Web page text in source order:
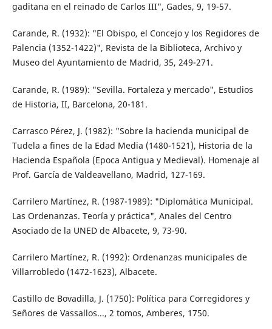
gaditana en el reinado de Carlos III", Gades, 9, 19-57.
Carande, R. (1932): "El Obispo, el Concejo y los Regidores de
Palencia (1352-1422)", Revista de la Biblioteca, Archivo y
Museo del Ayuntamiento de Madrid, 35, 249-271.
Carande, R. (1989): "Sevilla. Fortaleza y mercado", Estudios
de Historia, II, Barcelona, 20-181.
Carrasco Pérez, J. (1982): "Sobre la hacienda municipal de
Tudela a fines de la Edad Media (1480-1521), Historia de la
Hacienda Española (Epoca Antigua y Medieval). Homenaje al
Prof. García de Valdeavellano, Madrid, 127-169.
Carrilero Martínez, R. (1987-1989): "Diplomática Municipal.
Las Ordenanzas. Teoría y práctica", Anales del Centro
Asociado de la UNED de Albacete, 9, 73-90.
Carrilero Martínez, R. (1992): Ordenanzas municipales de
Villarrobledo (1472-1623), Albacete.
Castillo de Bovadilla, J. (1750): Política para Corregidores y
Señores de Vassallos..., 2 tomos, Amberes, 1750.